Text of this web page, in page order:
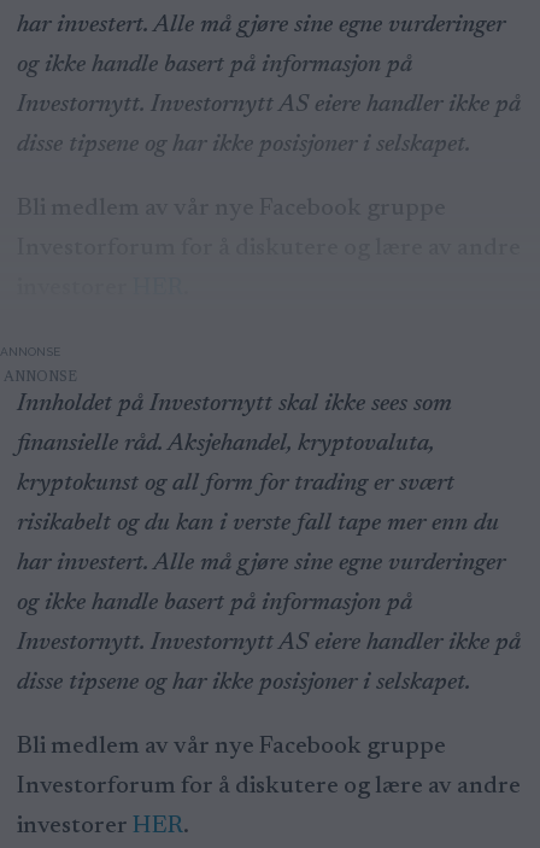
har investert. Alle må gjøre sine egne vurderinger
og ikke handle basert på informasjon på
Investornytt. Investornytt AS eiere handler ikke på
disse tipsene og har ikke posisjoner i selskapet.
ANNONSE
Innholdet på Investornytt skal ikke sees som
finansielle råd. Aksjehandel, kryptovaluta,
kryptokunst og all form for trading er svært
risikabelt og du kan i verste fall tape mer enn du
har investert. Alle må gjøre sine egne vurderinger
og ikke handle basert på informasjon på
Investornytt. Investornytt AS eiere handler ikke på
disse tipsene og har ikke posisjoner i selskapet.
Bli medlem av vår nye Facebook gruppe
Investorforum for å diskutere og lære av andre
investorer HER.